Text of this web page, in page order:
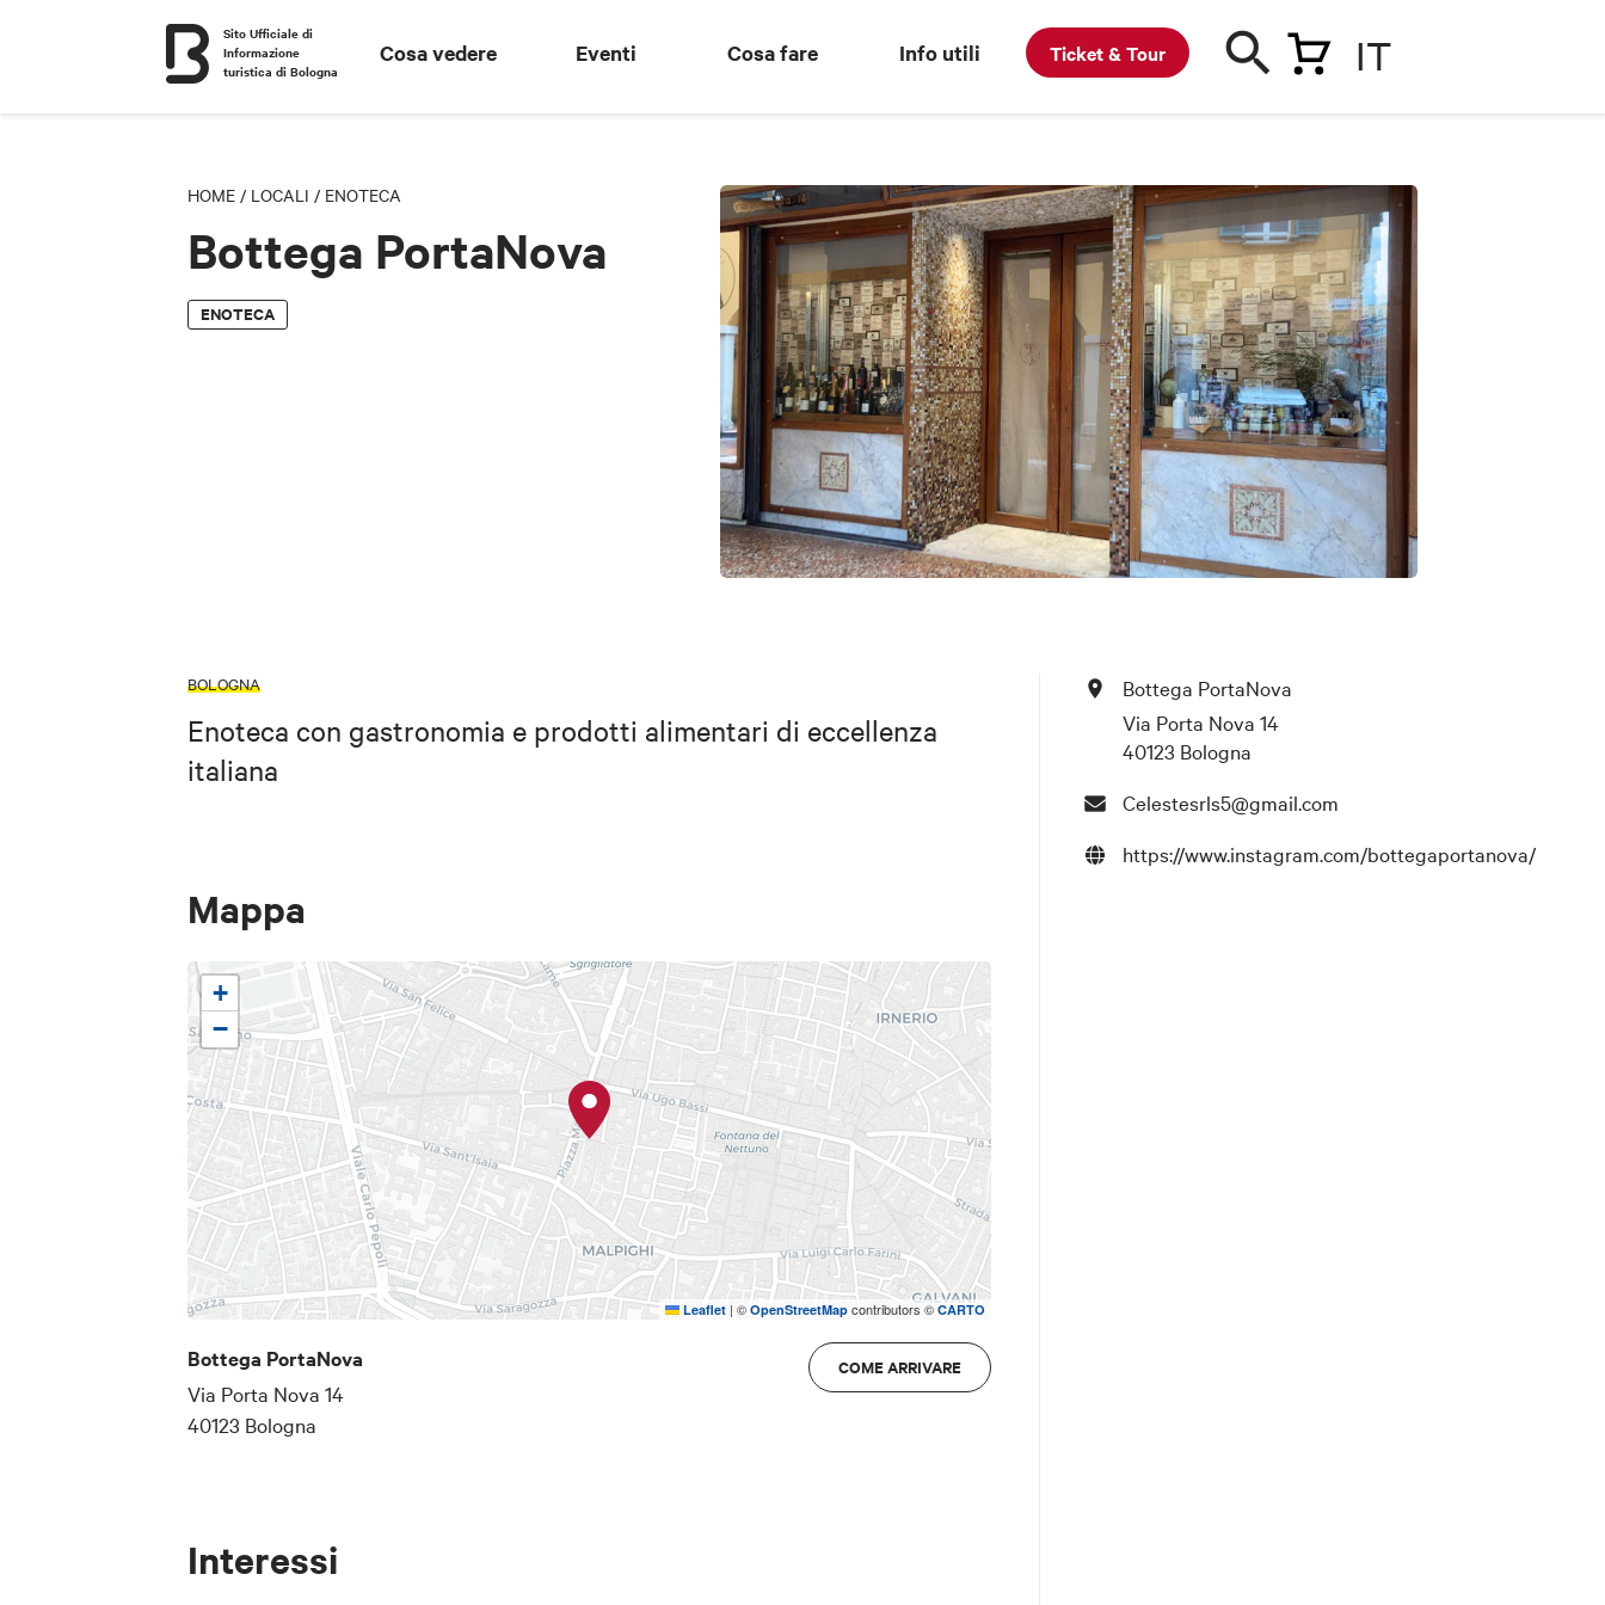
Sito Ufficiale di
Informazione
turistica di Bologna
Cosa vedere Eventi Cosa fare Info utili Ticket & Tour IT
HOME / LOCALI / ENOTECA
Bottega PortaNova
ENOTECA
BOLOGNA
Enoteca con gastronomia e prodotti alimentari di eccellenza
italiana
Mappa
+
−
Leaflet | ©OpenStreetMap contributors ©CARTO
Bottega PortaNova
Via Porta Nova 14
40123 Bologna
COME ARRIVARE
Interessi
Bottega PortaNova
Via Porta Nova 14
40123 Bologna
Celestesrls5@gmail.com
https://www.instagram.com/bottegaportanova/